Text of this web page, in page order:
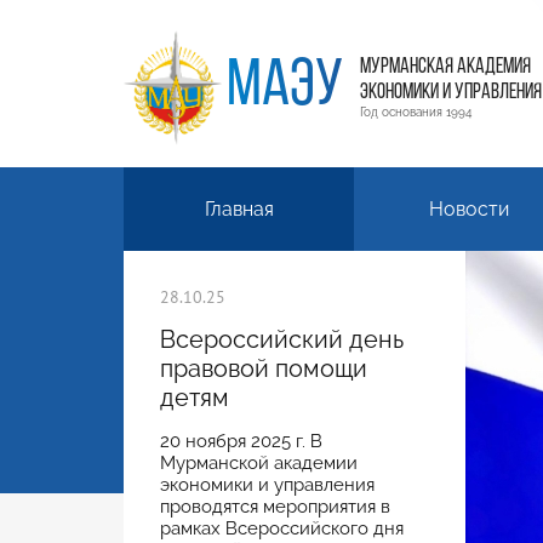
МАЭУ
МУРМАНСКАЯ АКАДЕМИЯ
ЭКОНОМИКИ И УПРАВЛЕНИЯ
Год основания 1994
Главная Новости
28.10.25
Всероссийский день
правовой помощи
детям
20 ноября 2025 г. В
Мурманской академии
экономики и управления
проводятся мероприятия в
рамках Всероссийского дня